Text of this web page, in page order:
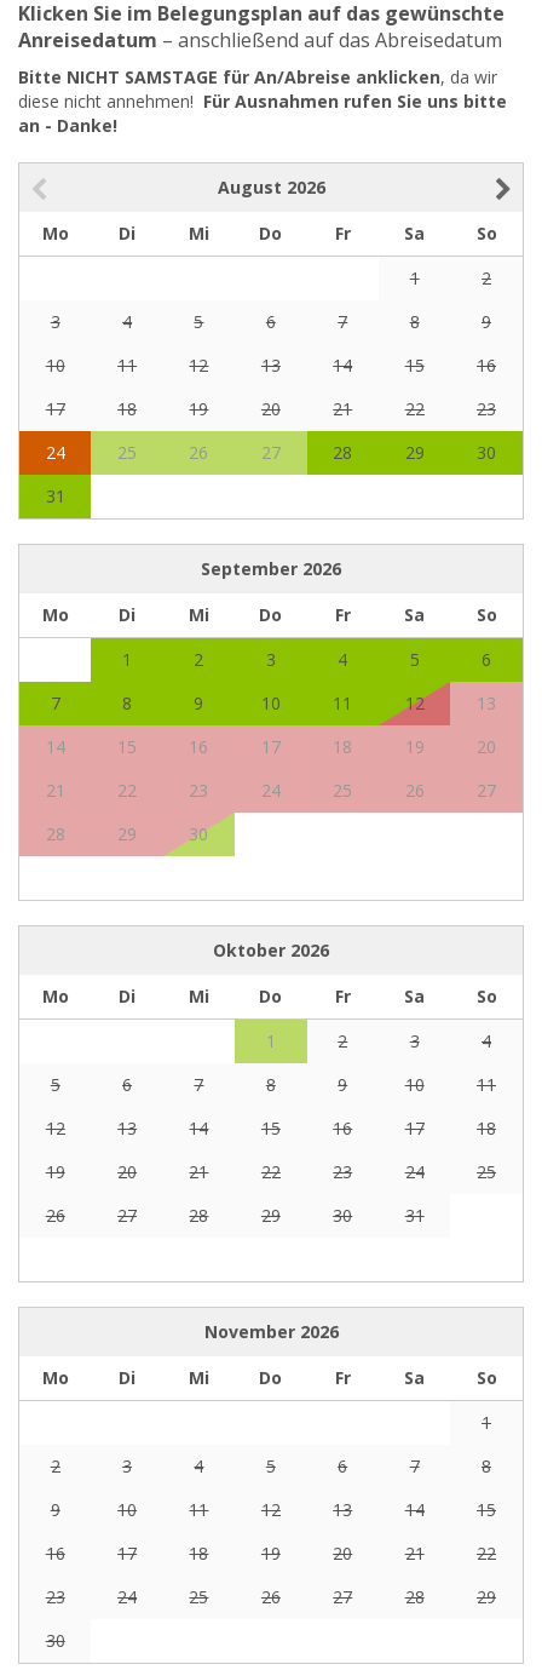
Klicken Sie im Belegungsplan auf das gewünschte
Anreisedatum – anschließend auf das Abreisedatum
Bitte NICHT SAMSTAGE für An/Abreise anklicken, da wir
diese nicht annehmen! Für Ausnahmen rufen Sie uns bitte
an - Danke!
August 2026
Mo
Di Mi Do Fr Sa
So
1
2
3
4 5 6 7 8
9
10
11 12 13 14 15
16
17
18 19 20 21 22
23
24
25 26 27 28 29
30
31
September 2026
Mo
Di Mi Do Fr Sa
So
1
2 3 4 5
6
7
8 9 10 11 12
13
14
15 16 17 18 19
20
21
22 23 24 25 26
27
28
29 30
Oktober 2026
Mo
Di Mi Do Fr Sa
So
1
2 3
4
5
6 7 8 9 10
11
12
13 14 15 16 17
18
19
20 21 22 23 24
25
26
27 28 29 30 31
November 2026
Mo
Di Mi Do Fr Sa
So
1
2
3 4 5 6 7
8
9
10 11 12 13 14
15
16
17 18 19 20 21
22
23
24 25 26 27 28
29
30